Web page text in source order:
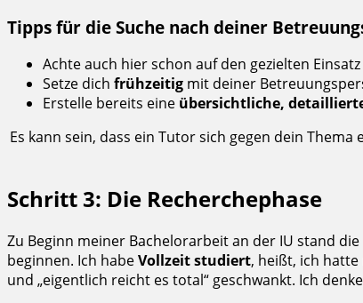
Tipps für die Suche nach deiner
Achte auch hier schon auf den gezielten
Setze dich frühzeitig mit deiner
Erstelle bereits eine übersichtliche,
Es kann sein, dass ein Tutor sich gegen dein
Schritt 3: Die Recherchephase
Zu Beginn meiner Bachelorarbeit an der IU stand
beginnen. Ich habeVollzeit studiert, heißt, ich hatte
und „eigentlich reicht es total“ geschwankt. Ich